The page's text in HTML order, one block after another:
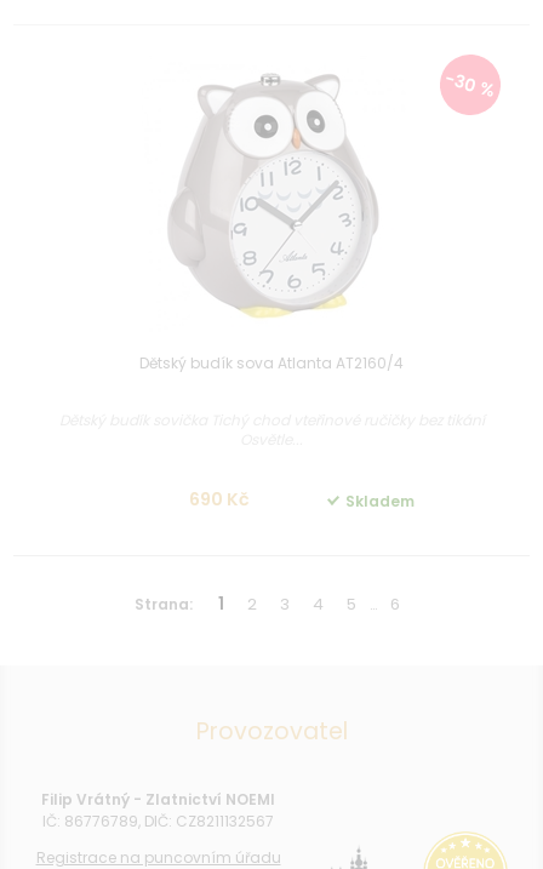
-30 %
Dětský budík sova Atlanta AT2160/4
690 Kč Skladem
Strana: 1 2 3 4 5 … 6
Provozovatel
Filip Vrátný - Zlatnictví NOEMI
IČ: 86776789, DIČ: CZ8211132567
Registrace na puncovním úřadu